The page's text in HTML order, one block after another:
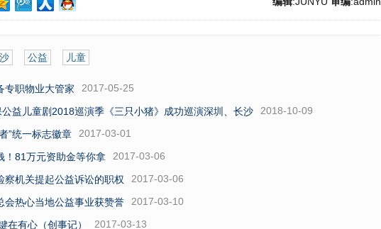
公益 儿童
专职物业大管家 2017-05-25
公益儿童剧2018巡演季《三只小猪》成功巡演深圳、长沙 2018-10-09
”统一标志徽章 2017-03-01
！81万元资助金等你拿 2017-03-06
察机关提起公益诉讼的职权 2017-03-06
会热心当地公益事业获赞誉 2017-03-10
在有心（创事记） 2017-03-13